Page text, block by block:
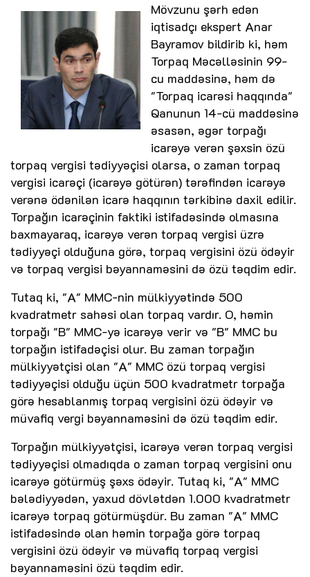
Mövzunu şərh edən
iqtisadçı ekspert Anar
Bayramov bildirib ki, həm
Torpaq Məcəlləsinin 99-
cu maddəsinə, həm də
"Torpaq icarəsi haqqında"
Qanunun 14-cü maddəsinə
əsasən, əgər torpağı
icarəyə verən şəxsin özü
torpaq vergisi tədiyyəçisi olarsa, o zaman torpaq
vergisi icarəçi (icarəyə götürən) tərəfindən icarəyə
verənə ödənilən icarə haqqının tərkibinə daxil edilir.
Torpağın icarəçinin faktiki istifadəsində olmasına
baxmayaraq, icarəyə verən torpaq vergisi üzrə
tədiyyəçi olduğuna görə, torpaq vergisini özü ödəyir
və torpaq vergisi bəyannaməsini də özü təqdim edir.
Tutaq ki, "A" MMC-nin mülkiyyətində 500
kvadratmetr sahəsi olan torpaq vardır. O, həmin
torpağı "B" MMC-yə icarəyə verir və "B" MMC bu
torpağın istifadəçisi olur. Bu zaman torpağın
mülkiyyətçisi olan "A" MMC özü torpaq vergisi
tədiyyəçisi olduğu üçün 500 kvadratmetr torpağa
görə hesablanmış torpaq vergisini özü ödəyir və
müvafiq vergi bəyannaməsini də özü təqdim edir.
Torpağın mülkiyyətçisi, icarəyə verən torpaq vergisi
tədiyyəçisi olmadıqda o zaman torpaq vergisini onu
icarəyə götürmüş şəxs ödəyir. Tutaq ki, "A" MMC
bələdiyyədən, yaxud dövlətdən 1.000 kvadratmetr
icarəyə torpaq götürmüşdür. Bu zaman "A" MMC
istifadəsində olan həmin torpağa görə torpaq
vergisini özü ödəyir və müvafiq torpaq vergisi
bəyannaməsini özü təqdim edir.